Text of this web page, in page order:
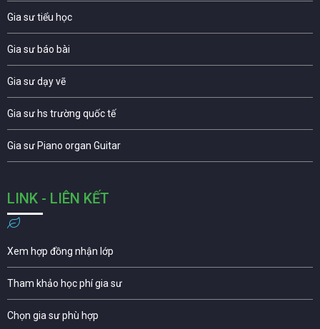
Gia sư tiểu học
Gia sư báo bài
Gia sư dạy vẽ
Gia sư hs trường quốc tế
Gia sư Piano organ Guitar
LINK - LIÊN KẾT
Xem hợp đồng nhận lớp
Tham khảo học phí gia sư
Chọn gia sư phù hợp